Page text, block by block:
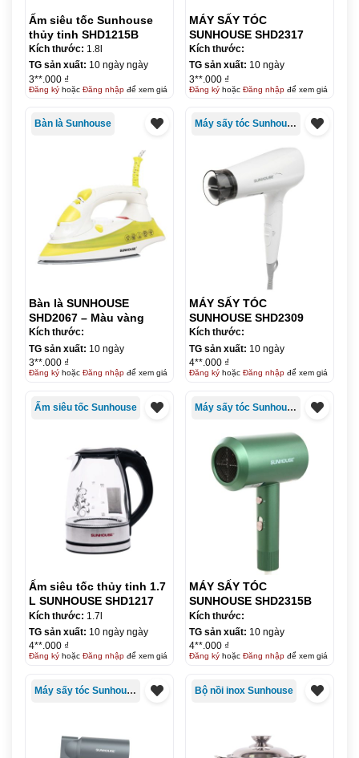
Ấm siêu tốc Sunhouse
thủy tinh SHD1215B
Kích thước: 1.8l
TG sản xuất: 10 ngày ngày
3**.000 ₫
Đăng kýhoặc Đăng nhậpđể xem giá
MÁY SẤY TÓC
SUNHOUSE SHD2317
Kích thước:
TG sản xuất: 10 ngày
3**.000 ₫
Đăng kýhoặc Đăng nhậpđể xem giá
Bàn là Sunhouse
Bàn là SUNHOUSE
SHD2067 – Màu vàng
Kích thước:
TG sản xuất: 10 ngày
3**.000 ₫
Đăng kýhoặc Đăng nhậpđể xem giá
Máy sấy tóc Sunhouse
MÁY SẤY TÓC
SUNHOUSE SHD2309
Kích thước:
TG sản xuất: 10 ngày
4**.000 ₫
Đăng kýhoặc Đăng nhậpđể xem giá
Ấm siêu tốc Sunhouse
Ấm siêu tốc thủy tinh 1.7
L SUNHOUSE SHD1217
Kích thước: 1.7l
TG sản xuất: 10 ngày ngày
4**.000 ₫
Đăng kýhoặc Đăng nhậpđể xem giá
Máy sấy tóc Sunhouse
MÁY SẤY TÓC
SUNHOUSE SHD2315B
Kích thước:
TG sản xuất: 10 ngày
4**.000 ₫
Đăng kýhoặc Đăng nhậpđể xem giá
Máy sấy tóc Sunhouse Bộ nồi inox Sunhouse